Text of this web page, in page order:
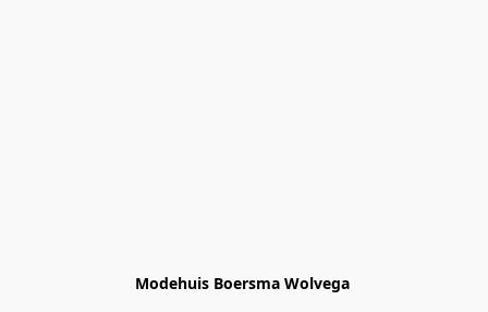
Modehuis Boersma Wolvega